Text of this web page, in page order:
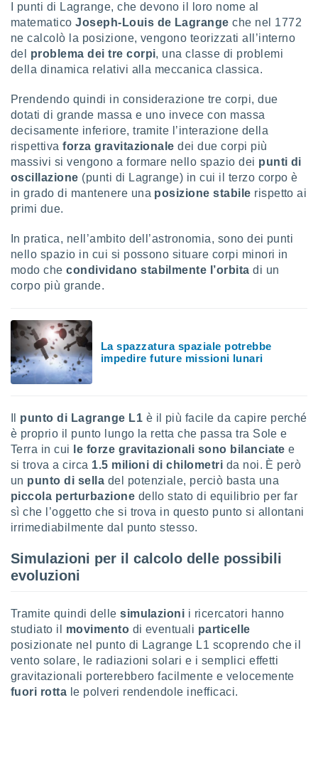
quali la
su
web,
e
dati
sulla
al quale
Per
tuo
dei
" o
cookie
sito
il
dei
su
e/o
la
della
profili
per
I punti di Lagrange, che devono il loro nome al
matematicoJoseph-Louis de Lagrange che nel 1772
ne calcolò la posizione, vengono teorizzati all’interno
del problema dei tre corpi, una classe di problemi
della dinamica relativi alla meccanica classica.
Prendendo quindi in considerazione tre corpi, due
dotati di grande massa e uno invece con massa
decisamente inferiore, tramite l’interazione della
rispettivaforza gravitazionale dei due corpi più
massivi si vengono a formare nello spazio dei punti di
oscillazione (punti di Lagrange) in cui il terzo corpo è
in grado di mantenere una posizione stabile rispetto ai
primi due.
In pratica, nell’ambito dell’astronomia, sono dei punti
nello spazio in cui si possono situare corpi minori in
modo che condividano stabilmente l’orbita di un
corpo più grande.
La spazzatura spaziale potrebbe
impedire future missioni lunari
punto di Lagrange L1 è il più facile da capire perché
è proprio il punto lungo la retta che passa tra Sole e
Terra in cui
le forze gravitazionali sono bilanciate e
si trova a circa 1.5 milioni di chilometri da noi. È però
un punto di sella del potenziale, perciò basta una
piccola perturbazione dello stato di equilibrio per far
sì che l’oggetto che si trova in questo punto si allontani
irrimediabilmente dal punto stesso.
Simulazioni per il calcolo delle possibili
evoluzioni
Tramite quindi dellesimulazioni i ricercatori hanno
studiato il movimento di eventuali particelle
posizionate nel punto di Lagrange L1 scoprendo che il
vento solare, le radiazioni solari e i semplici effetti
gravitazionali porterebbero facilmente e velocemente
fuori rotta le polveri rendendole inefficaci.